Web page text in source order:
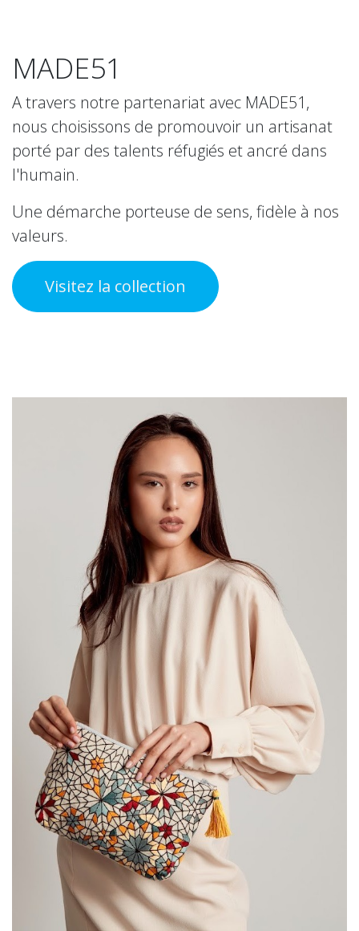
MADE51
A travers notre partenariat avec MADE51,
nous choisissons de promouvoir un artisanat
porté par des talents réfugiés et ancré dans
l'humain.
Une démarche porteuse de sens, fidèle à nos
valeurs.
Visitez la collection